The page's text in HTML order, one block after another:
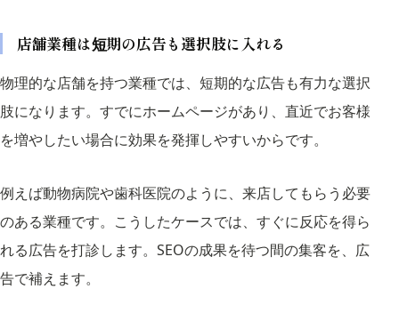
店舗業種は短期の広告も選択肢に入れる
物理的な店舗を持つ業種では、短期的な広告も有力な選択
肢になります。すでにホームページがあり、直近でお客様
を増やしたい場合に効果を発揮しやすいからです。
例えば動物病院や歯科医院のように、来店してもらう必要
のある業種です。こうしたケースでは、すぐに反応を得ら
れる広告を打診します。SEOの成果を待つ間の集客を、広
告で補えます。